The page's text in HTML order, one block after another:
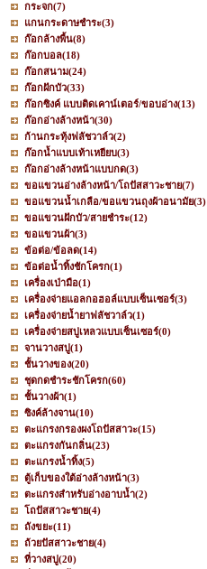
กระจก(7)
แกนกระดาษชำระ(3)
ก๊อกล้างพื้น(8)
ก๊อกบอล(18)
ก๊อกสนาม(24)
ก๊อกฝักบัว(33)
ก๊อกซิงค์ แบบติดเคาน์เตอร์/ขอบอ่าง(13)
ก๊อกอ่างล้างหน้า(30)
ก้านกระทุ้งฟลัชวาล์ว(2)
ก๊อกน้ำแบบเท้าเหยียบ(3)
ก๊อกอ่างล้างหน้าแบบกด(3)
ขอแขวนอ่างล้างหน้า/โถปัสสาวะชาย(7)
ขอแขวนน้ำเกลือ/ขอแขวนถุงผ้าอนามัย(3)
ขอแขวนฝักบัว/สายชำระ(12)
ขอแขวนผ้า(3)
ข้อต่อ/ข้อลด(14)
ข้อต่อน้ำทิ้งชักโครก(1)
เครื่องเป่ามือ(1)
เครื่องจ่ายแอลกอฮอล์แบบเซ็นเซอร์(3)
เครื่องจ่ายน้ำยาฟลัชวาล์ว(1)
เครื่องจ่ายสบู่เหลวแบบเซ็นเซอร์(0)
จานวางสบู่(1)
ชั้นวางของ(20)
ชุดกดชำระชักโครก(60)
ชั้นวางผ้า(1)
ซิงค์ล้างจาน(10)
ตะแกรงกรองผงโถปัสสาวะ(15)
ตะแกรงกันกลิ่น(23)
ตะแกรงน้ำทิ้ง(5)
ตู้เก็บของใต้อ่างล้างหน้า(3)
ตะแกรงสำหรับอ่างอาบน้ำ(2)
โถปัสสาวะชาย(4)
ถังขยะ(11)
ถ้วยปัสสาวะชาย(4)
ที่วางสบู่(20)